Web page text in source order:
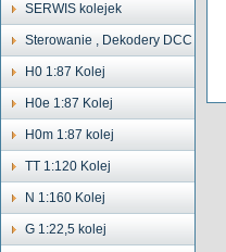
SERWIS kolejek
Sterowanie , Dekodery DCC
H0 1:87 Kolej
H0e 1:87 Kolej
H0m 1:87 kolej
TT 1:120 Kolej
N 1:160 Kolej
G 1:22,5 kolej